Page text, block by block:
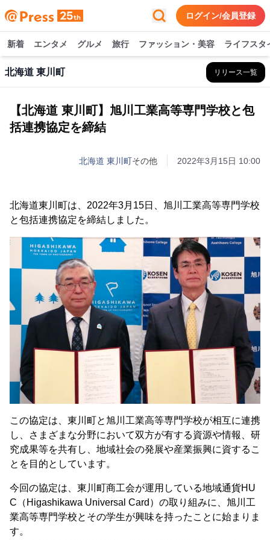
ログイン/会員登録
新着 エンタメ グルメ 旅行 ファッション・美容 ライフスタ
北海道 東川町 リリース一覧
【北海道 東川町】旭川工業高等専門学校と包
括連携協定を締結
北海道 東川町その他 2022年3月15日 10:00
北海道東川町は、2022年3月15日、旭川工業高等専門学校
と包括連携協定を締結しました。
この協定は、東川町と旭川工業高等専門学校が相互に連携
し、さまざまな分野において双方が有する資源や情報、研
究成果等を共有し、地域社会の発展や産業振興に資するこ
とを目的としています。
今回の協定は、東川町商工会が運用している地域通貨HU
C（Higashikawa Universal Card）の取り組みに、旭川工
業高等専門学校とその学生が興味を持ったことに始まりま
す。